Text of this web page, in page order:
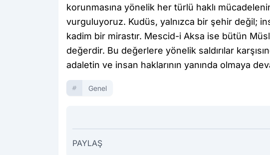
korunmasına yönelik her türlü haklı
vurguluyoruz. Kudüs, yalnızca bir şehir değil;
kadim bir mirastır. Mescid-i Aksa ise bütün
değerdir. Bu değerlere yönelik saldırılar
adaletin ve insan haklarının yanında olmaya
Genel
PAYLAŞ